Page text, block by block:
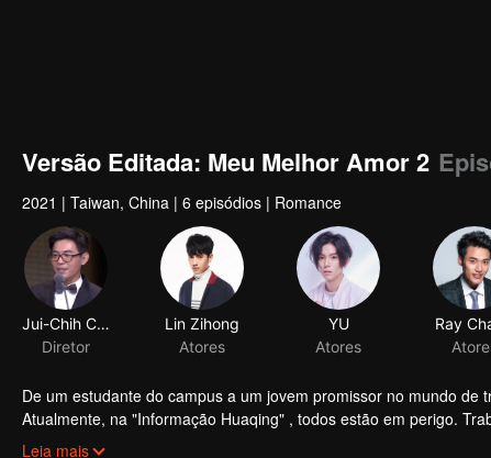
Versão Editada: Meu Melhor Amor 2
2021 | Taiwan, China | 6 episódios | Romance
Jui-Chih Chiang
Diretor
Lin Zihong
Atores
YU
Atores
Ray
De um estudante do campus a um jovem promissor no mundo
Atualmente, na "Informação Huaqing" , todos estão em perigo.
o adquirente não vai fazer ajustamentos facilmente nos recursos
Leia mais